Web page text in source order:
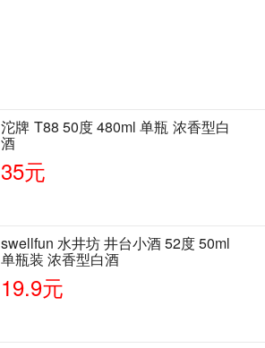
沱牌 T88 50度 480ml 单瓶 浓香型白
酒
35元
swellfun 水井坊 井台小酒 52度 50ml
单瓶装 浓香型白酒
19.9元